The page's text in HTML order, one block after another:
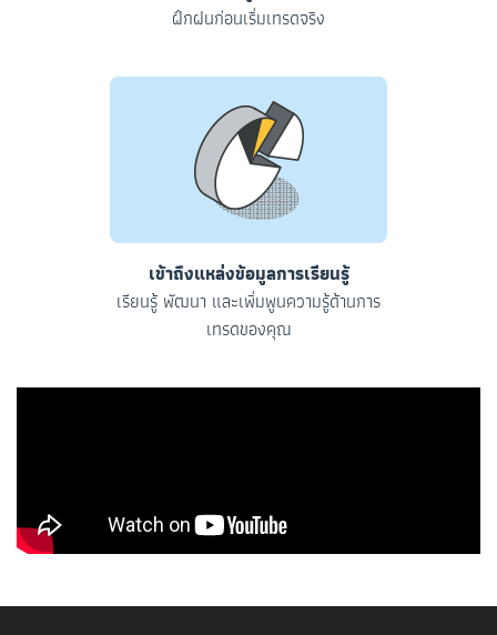
ฝึกฝนก่อนเริ่มเทรดจริง
เข้าถึงแหล่งข้อมูลการเรียนรู้
เรียนรู้ พัฒนา และเพิ่มพูนความรู้ด้านการ
เทรดของคุณ